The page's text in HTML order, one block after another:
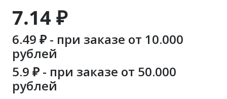
7.14 ₽
6.49 ₽ - при заказе от 10.000
рублей
5.9 ₽ - при заказе от 50.000
рублей